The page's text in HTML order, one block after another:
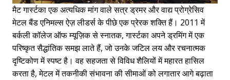
मैट गार्स्टका एक अत्यधिक मांग वाले सत्र ड्रमर और वाद्य प्रोग्रेसिव
मेटल बैंड एनिमल्स ऐज़ लीडर्स के पीछे एक प्रेरक शक्ति हैं। 2011 में
बर्कली कॉलेज ऑफ म्यूज़िक से स्नातक, गार्स्टका अपने ड्रमिंग में एक
परिष्कृत सैद्धांतिक समझ लाते हैं, जो उनके जटिल लय और रचनात्मक
दृष्टिकोण में स्पष्ट है। वह सहजता से विविध शैलियों में महारत हासिल
करता है, मेटल में तकनीकी संभावना की सीमाओं को लगातार आगे बढ़ाता